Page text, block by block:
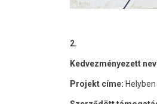
2.
Kedvezményezett
Projekt címe: